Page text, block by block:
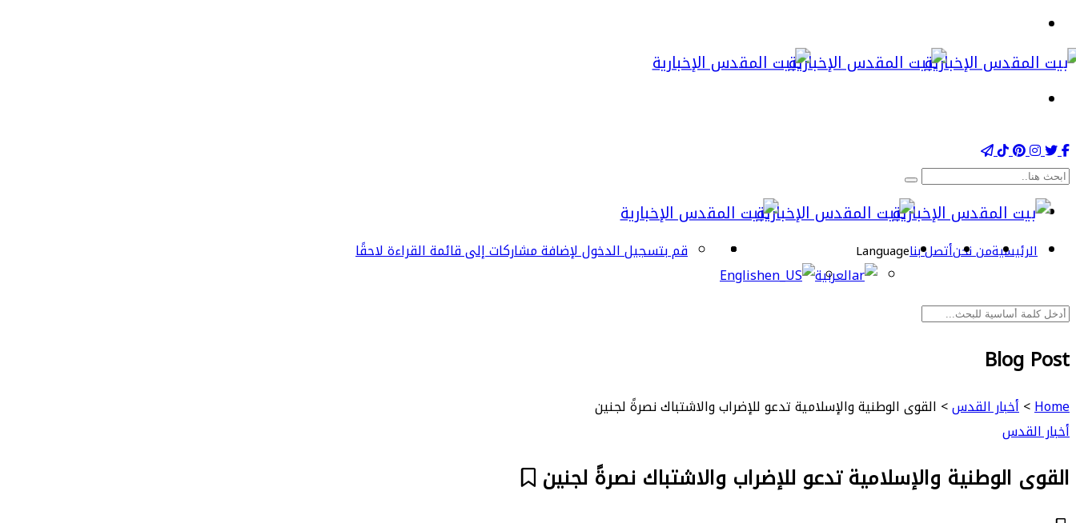
الرئيسيةمن نحنأتصل بناLanguage
العربية English
قم بتسجيل الدخول لإضافة مشاركات إلى قائمة القراءة لاحقًا
Blog Post
Home
>أخبار القدس> القوى الوطنية والإسلامية تدعو للإضراب والاشتباك نصرةً لجنين
أخبار القدس
القوى الوطنية والإسلامية تدعو للإضراب والاشتباك نصرةً لجنين